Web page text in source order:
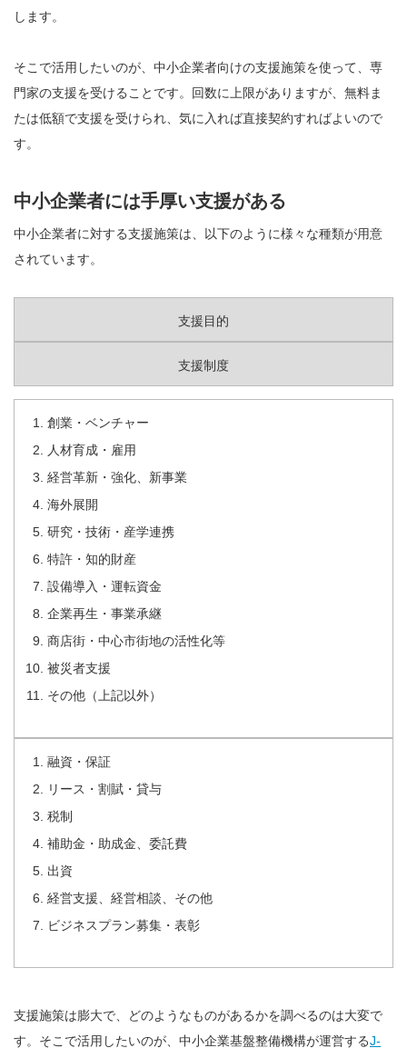
します。
そこで活用したいのが、中小企業者向けの支援施策を使って、専
門家の支援を受けることです。回数に上限がありますが、無料ま
たは低額で支援を受けられ、気に入れば直接契約すればよいので
す。
中小企業者には手厚い支援がある
中小企業者に対する支援施策は、以下のように様々な種類が用意
されています。
支援目的
支援制度
創業・ベンチャー
人材育成・雇用
経営革新・強化、新事業
海外展開
研究・技術・産学連携
特許・知的財産
設備導入・運転資金
企業再生・事業承継
商店街・中心市街地の活性化等
被災者支援
その他（上記以外）
融資・保証
リース・割賦・貸与
税制
補助金・助成金、委託費
出資
経営支援、経営相談、その他
ビジネスプラン募集・表彰
支援施策は膨大で、どのようなものがあるかを調べるのは大変で
す。そこで活用したいのが、中小企業基盤整備機構が運営するJ-